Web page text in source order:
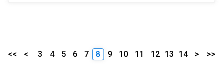
<< < 3 4 5 6 7 8 9 10 11 12 13 14 > >>